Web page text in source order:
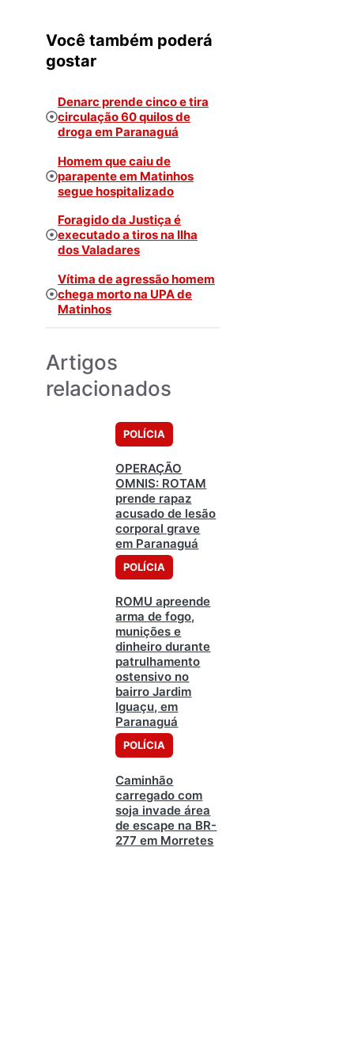
Você também poderá
gostar
Denarc prende cinco e tira
circulação 60 quilos de
droga em Paranaguá
Homem que caiu de
parapente em Matinhos
segue hospitalizado
Foragido da Justiça é
executado a tiros na Ilha
dos Valadares
Vítima de agressão homem
chega morto na UPA de
Matinhos
Artigos
relacionados
POLÍCIA
OPERAÇÃO
OMNIS: ROTAM
prende rapaz
acusado de lesão
corporal grave
em Paranaguá
POLÍCIA
ROMU apreende
arma de fogo,
munições e
dinheiro durante
patrulhamento
ostensivo no
bairro Jardim
Iguaçu, em
Paranaguá
POLÍCIA
Caminhão
carregado com
soja invade área
de escape na BR-
277 em Morretes